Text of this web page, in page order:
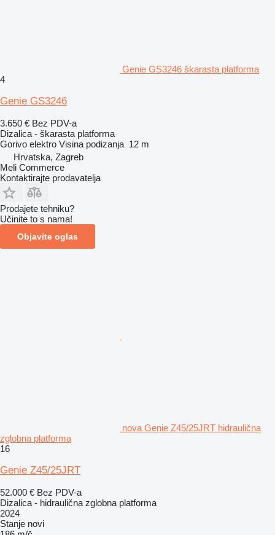
Genie GS3246 škarasta platforma
4
Genie GS3246
3.650 € Bez PDV-a
Dizalica - škarasta platforma
Gorivo elektro Visina podizanja 12 m
Hrvatska, Zagreb
Meli Commerce
Kontaktirajte prodavatelja
Prodajete tehniku?
Učinite to s nama!
Objavite oglas
nova Genie Z45/25JRT hidraulična
zglobna platforma
16
Genie Z45/25JRT
52.000 € Bez PDV-a
Dizalica - hidraulična zglobna platforma
2024
Stanje novi